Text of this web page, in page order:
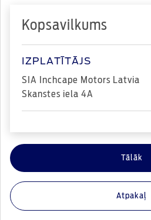
Kopsavilkums
IZPLATĪTĀJS
SIA Inchcape Motors Latvia
Skanstes iela 4A
Atpakaļ